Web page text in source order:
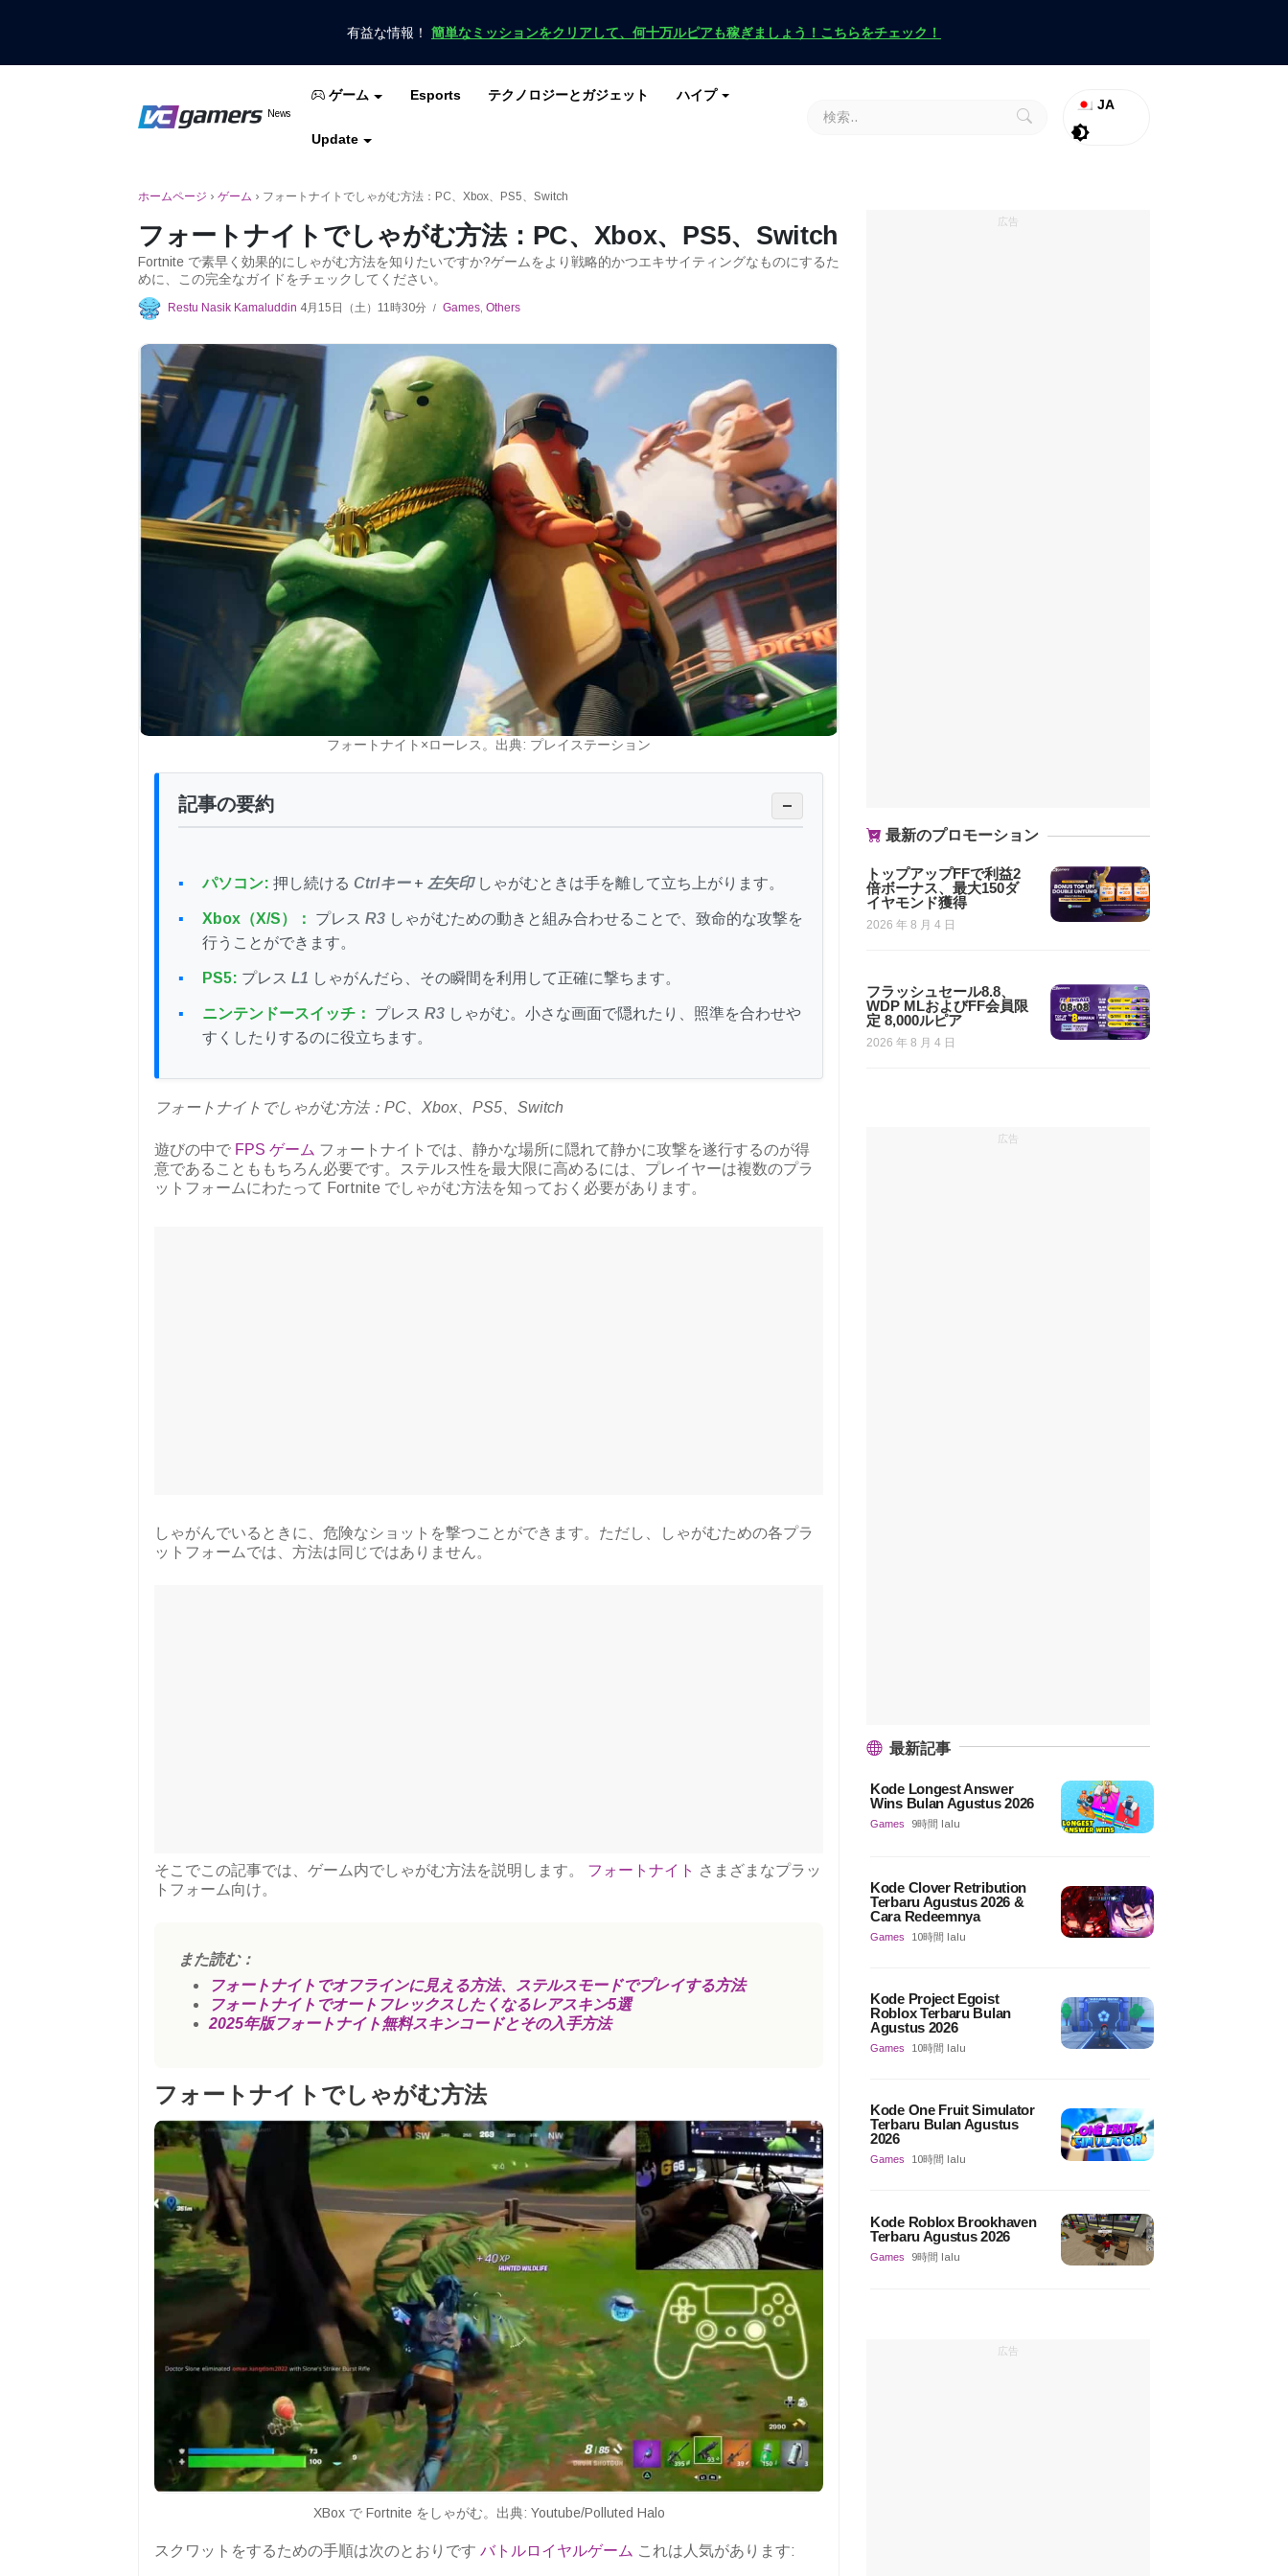
有益な情報！ 簡単なミッションをクリアして、何十万ルピアも稼ぎましょう！こちらをチェック！
VCGamers ニュース
News
VCGamersだけで最新のゲームニュースを入手
ゲーム Esports テクノロジーとガジェット ハイプ
Update
JA
フリーファイア ヴァロラント
ホームページ › ゲーム › フォートナイトでしゃがむ方法：PC、Xbox、PS5、Switch
フォートナイトでしゃがむ方法：PC、Xbox、PS5、Switch
Fortnite で素早く効果的にしゃがむ方法を知りたいですか?ゲームをより戦略的かつエキサイティングなものにするた
めに、この完全なガイドをチェックしてください。
Restu Nasik Kamaluddin 4月15日（土）11時30分 / Games, Others
フォートナイト×ローレス。出典: プレイステーション
記事の要約 −
パソコン: 押し続ける Ctrlキー+ 左矢印しゃがむときは手を離して立ち上がります。
Xbox（X/S）： プレス R3 しゃがむための動きと組み合わせることで、致命的な攻撃を
行うことができます。
PS5: プレス L1 しゃがんだら、その瞬間を利用して正確に撃ちます。
ニンテンドースイッチ： プレス R3 しゃがむ。小さな画面で隠れたり、照準を合わせや
すくしたりするのに役立ちます。
フォートナイトでしゃがむ方法：PC、Xbox、PS5、Switch
遊びの中で FPS ゲーム フォートナイトでは、静かな場所に隠れて静かに攻撃を遂行するのが得
意であることももちろん必要です。ステルス性を最大限に高めるには、プレイヤーは複数のプラ
ットフォームにわたって Fortnite でしゃがむ方法を知っておく必要があります。
しゃがんでいるときに、危険なショットを撃つことができます。ただし、しゃがむための各プラ
ットフォームでは、方法は同じではありません。
そこでこの記事では、ゲーム内でしゃがむ方法を説明します。 フォートナイト さまざまなプラッ
トフォーム向け。
また読む：
フォートナイトでオフラインに見える方法、ステルスモードでプレイする方法
フォートナイトでオートフレックスしたくなるレアスキン5選
2025年版フォートナイト無料スキンコードとその入手方法
フォートナイトでしゃがむ方法
XBox で Fortnite をしゃがむ。出典: Youtube/Polluted Halo
スクワットをするための手順は次のとおりです バトルロイヤルゲーム これは人気があります:
広告
最新のプロモーション
トップアップFFで利益2
倍ボーナス、最大150ダ
イヤモンド獲得
2026 年 8 月 4 日
フラッシュセール8.8、
WDP MLおよびFF会員限
定 8,000ルピア
2026 年 8 月 4 日
広告
最新記事
Kode Longest Answer
Wins Bulan Agustus 2026
Games 9時間 lalu
Kode Clover Retribution
Terbaru Agustus 2026 &
Cara Redeemnya
Games 10時間 lalu
Kode Project Egoist
Roblox Terbaru Bulan
Agustus 2026
Games 10時間 lalu
Kode One Fruit Simulator
Terbaru Bulan Agustus
2026
Games 10時間 lalu
Kode Roblox Brookhaven
Terbaru Agustus 2026
Games 9時間 lalu
広告